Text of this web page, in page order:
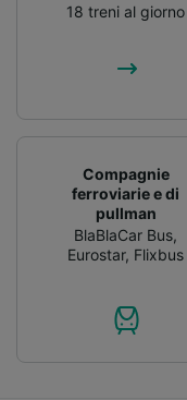
18 treni al giorno
Compagnie
ferroviarie e di
pullman
BlaBlaCar Bus,
Eurostar, Flixbus